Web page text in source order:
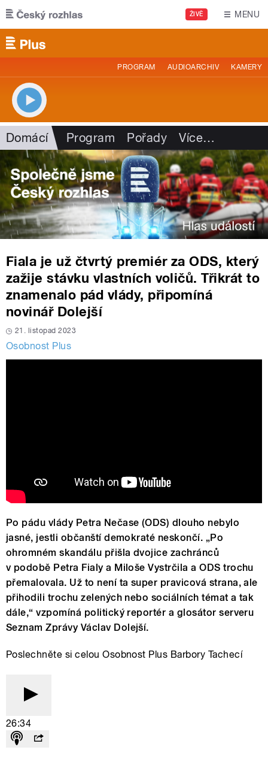
Přejít k hlavnímu obsahu
ŽIVĚ MENU
PROGRAM AUDIOARCHIV KAMERY
Domácí Program Pořady Více…
Fiala je už čtvrtý premiér za ODS, který
zažije stávku vlastních voličů. Třikrát to
znamenalo pád vlády, připomíná
novinář Dolejší
21. listopad 2023
Osobnost Plus
Po pádu vlády Petra Nečase (ODS) dlouho nebylo
jasné, jestli občanští demokraté neskončí. „Po
ohromném skandálu přišla dvojice zachránců
v podobě Petra Fialy a Miloše Vystrčila a ODS trochu
přemalovala. Už to není ta super pravicová strana, ale
přihodili trochu zelených nebo sociálních témat a tak
dále,“ vzpomíná politický reportér a glosátor serveru
Seznam Zprávy Václav Dolejší.
Poslechněte si celou Osobnost Plus Barbory Tachecí
26:34